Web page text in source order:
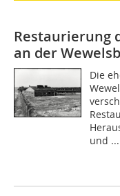
Restaurierung
an der
Die
und ...